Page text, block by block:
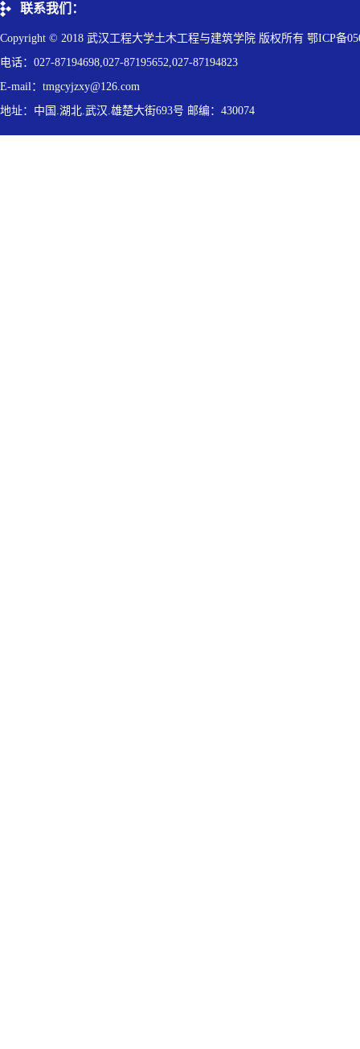
联系我们：
Copyright © 2018 武汉工程大学土木工程与建筑学院 版权所有 鄂ICP备
电话：027-87194698,027-87195652,027-87194823
E-mail：tmgcyjzxy@126.com
地址：中国.湖北.武汉.雄楚大街693号 邮编：430074